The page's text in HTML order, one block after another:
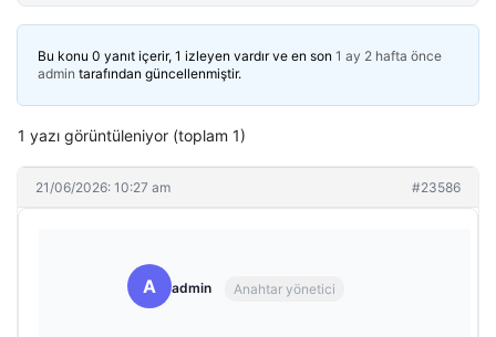
Bu konu 0 yanıt içerir, 1 izleyen vardır ve en son 1 ay 2 hafta önce
admin tarafından güncellenmiştir.
1 yazı görüntüleniyor (toplam 1)
21/06/2026: 10:27 am #23586
A admin Anahtar yönetici